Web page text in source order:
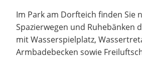
Im Park am Dorfteich finden Sie
Spazierwegen und Ruhebänken
mit Wasserspielplatz,
Armbadebecken sowie